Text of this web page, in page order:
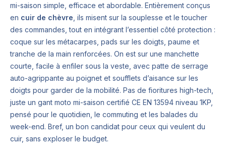
mi-saison simple, efficace et abordable. Entièrement conçus
en cuir de chèvre , ils misent sur la souplesse et le toucher
des commandes, tout en intégrant l’essentiel côté protection :
coque sur les métacarpes, pads sur les doigts, paume et
tranche de la main renforcées. On est sur une manchette
courte, facile à enfiler sous la veste, avec patte de serrage
auto-agrippante au poignet et soufflets d’aisance sur les
doigts pour garder de la mobilité. Pas de fioritures high-tech,
juste un gant moto mi-saison certifié CE EN 13594 niveau 1KP,
pensé pour le quotidien, le commuting et les balades du
week-end. Bref, un bon candidat pour ceux qui veulent du
cuir, sans exploser le budget.